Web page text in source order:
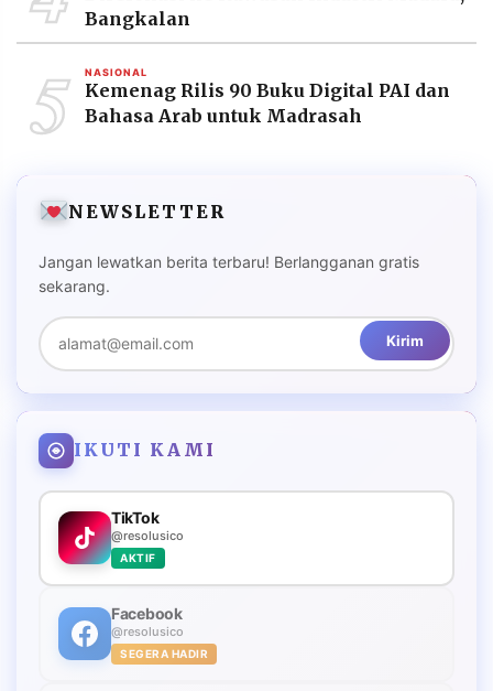
Bangkalan
5 NASIONAL
Kemenag Rilis 90 Buku Digital PAI dan
Bahasa Arab untuk Madrasah
NEWSLETTER
Jangan lewatkan berita terbaru! Berlangganan gratis
sekarang.
Kirim
IKUTI KAMI
TikTok
@resolusico
AKTIF
Facebook
@resolusico
SEGERA HADIR